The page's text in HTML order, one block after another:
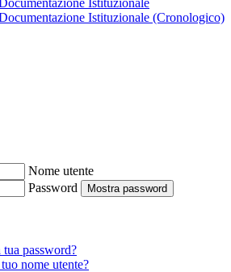
Istituzionale (Cronologico)
Nome utente
Password
Mostra password
password?
nome utente?